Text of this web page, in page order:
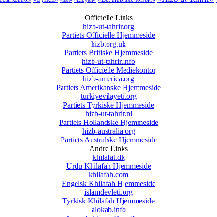
Officielle Links
hizb-ut-tahrir.org
Partiets Officielle Hjemmeside
hizb.org.uk
Partiets Britiske Hjemmeside
hizb-ut-tahrir.info
Partiets Officielle Mediekontor
hizb-america.org
Partiets Amerikanske Hjemmeside
turkiyevilayeti.org
Partiets Tyrkiske Hjemmeside
hizb-ut-tahrir.nl
Partiets Hollandske Hjemmeside
hizb-australia.org
Partiets Australske Hjemmeside
Andre Links
khilafat.dk
Urdu Khilafah Hjemmeside
khilafah.com
Engelsk Khilafah Hjemmeside
islamdevleti.org
Tyrkisk Khilafah Hjemmeside
alokab.info